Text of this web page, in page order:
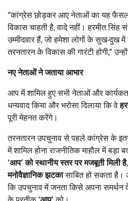
“कांग्रेस छोड़कर आए नेताओं का यह
विकास चाहती है, वादे नहीं। हरमीत सिंह
उम्मीदवार हैं, जो हमेशा लोगों के सुख-दुख
तरनतारन के विकास की गारंटी होगी,”
नए नेताओं ने जताया आभार
आप में शामिल हुए सभी नेताओं और
धन्यवाद किया और भरोसा दिलाया कि वे
पूरी मेहनत करेंगे।
तरनतारन उपचुनाव से पहले कांग्रेस के
में शामिल होना राजनीतिक माहौल में
‘आप’को स्थानीय स्तर पर मजबूती मिली है
मनोवैज्ञानिक झटकासाबित हो सकता है।
कि उपचुनाव में जनता किसे अपना समर्थन